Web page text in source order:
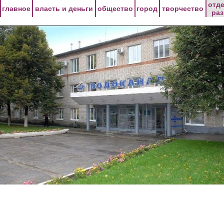
главное власть и деньги общество город творчество